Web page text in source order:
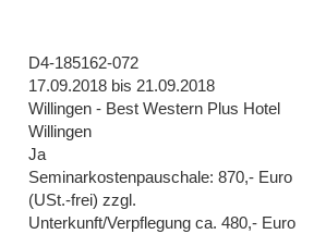
D4-185162-072
17.09.2018 bis 21.09.2018
Willingen - Best Western Plus Hotel
Willingen
Ja
Seminarkostenpauschale: 870,- Euro
(USt.-frei) zzgl.
Unterkunft/Verpflegung ca. 480,- Euro